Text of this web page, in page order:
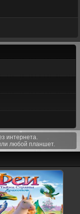
интернета.
любой планшет.